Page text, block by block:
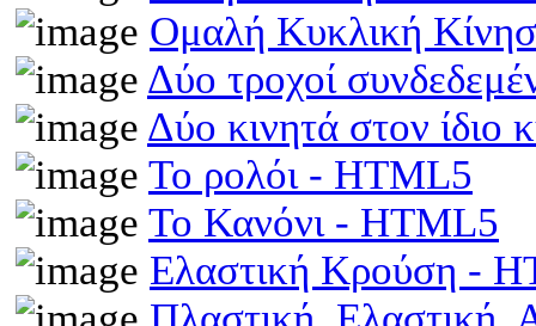
Ομαλή Κυκλική
Δύο τροχοί
Δύο κινητά στον
Το ρολόι - HTML5
Το Κανόνι - HTML5
Ελαστική Κρούση -